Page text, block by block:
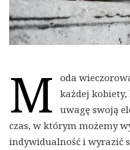
M
oda
każdej
uwagę swoją
czas, w którym możemy
indywidualność i wyrazić